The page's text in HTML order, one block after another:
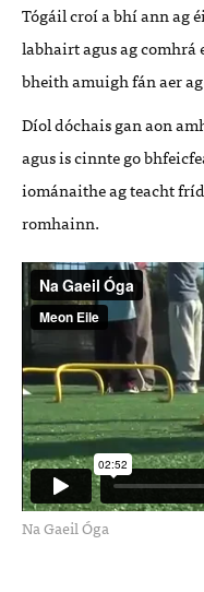
Tógáil croí a bhí ann ag
labhairt agus ag comhrá
bheith amuigh fán aer
Díol dóchais gan aon
agus is cinnte go
iománaithe ag teacht
romhainn.
Na Gaeil Óga